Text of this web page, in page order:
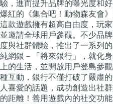
驗，進而提升品牌的曝光度和
爆紅的《集合吧！動物森友會
這款遊戲擁有超高自由度，玩
並邀請全球用戶參觀。不少品
度與社群體驗，推出了一系列
純網銀－「將來銀行」，就化
上的生活，並開放用戶登島參
種互動，銀行不僅打破了嚴肅
人喜愛的話題，成功創造出社
的距離！善用遊戲內的社交功